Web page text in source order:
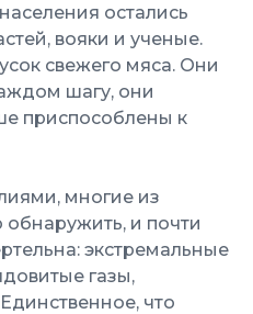
остались
вояки и ученые.
свежего мяса. Они
шагу, они
приспособлены к
многие из
и почти
экстремальные
газы,
что